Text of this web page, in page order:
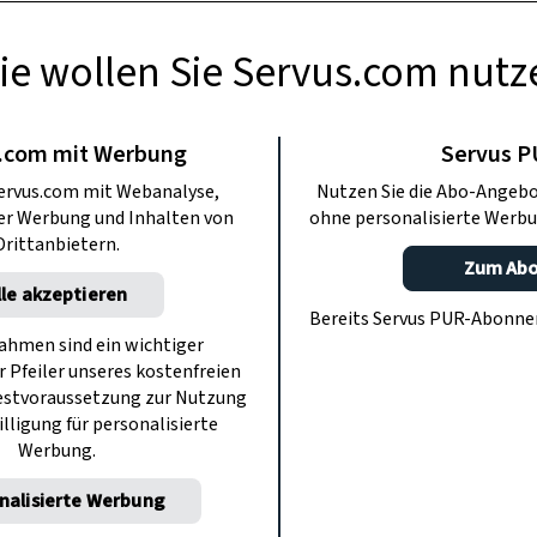
binden
zieren diesen wunderschönen
Elisabeth Dießl und Veronika
wie er Schritt-für-Schritt gelingt.
wollen Sie Servus.com
mit Werbung
mit Webanalyse,
Werbung und Inhalten von
akzeptieren
sind ein wichtiger
unseres kostenfreien
zur Nutzung
für personalisierte
Werbung.
Werbung
Servus
Nutzen Sie die Abo-
ohne personalisierte
Zum
Bereits Servus PUR-